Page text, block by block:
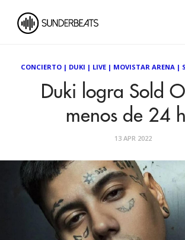
CONCIERTO| DUKI | LIVE| MOVISTAR ARENA|
Duki logra Sold
menos de 24
13 APR 2022